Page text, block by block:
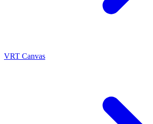
VRT Canvas